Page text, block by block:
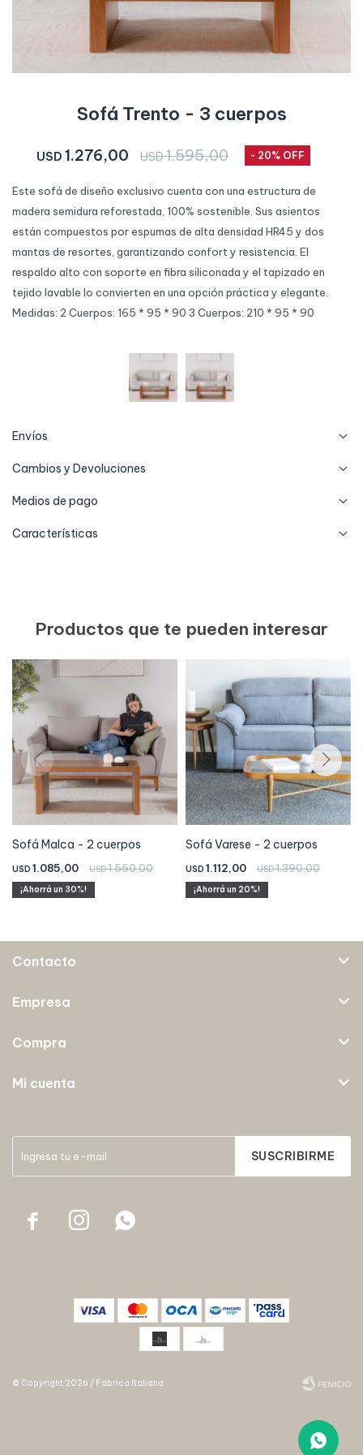
Sofá Trento - 3 cuerpos
USD 1.276,00 USD1.595,00 20
Este sofá de diseño exclusivo cuenta con una estructura de
madera semidura reforestada, 100% sostenible. Sus asientos
están compuestos por espumas de alta densidad HR45 y dos
mantas de resortes, garantizando confort y resistencia. El
respaldo alto con soporte en fibra siliconada y el tapizado en
tejido lavable lo convierten en una opción práctica y elegante.
Medidas: 2 Cuerpos: 165 * 95 * 90 3 Cuerpos: 210 * 95 * 90
Envíos
Cambios y Devoluciones
Medios de pago
Características
Productos que te pueden interesar
Sofá Malca - 2 cuerpos
USD 1.085,00 USD1.550,00
30
Sofá Varese - 2 cuerpos
USD 1.112,00 USD1.390,00
20
SUSCRIBIRME
  
Contacto
Empresa
Compra
Mi cuenta
© Copyright 2026 / Fabrica Italiana